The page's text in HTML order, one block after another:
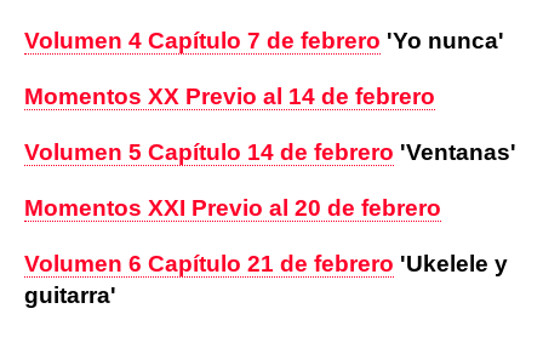
Volumen 4 Capítulo 7 de febrero 'Yo nunca'
Momentos XX Previo al 14 de febrero
Volumen 5 Capítulo 14 de febrero 'Ventanas'
Momentos XXI Previo al 20 de febrero
Volumen 6 Capítulo 21 de febrero 'Ukelele y
guitarra'